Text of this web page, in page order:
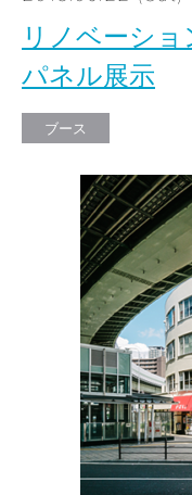
リノベーシ
パネル展示
ブース